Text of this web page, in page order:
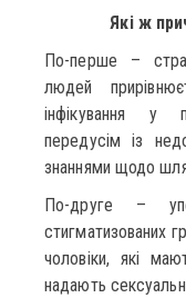
Які ж
По-перше –
людей
інфікування у
передусім із
знаннями щодо
По-друге –
стигматизованих
чоловіки, які
надають